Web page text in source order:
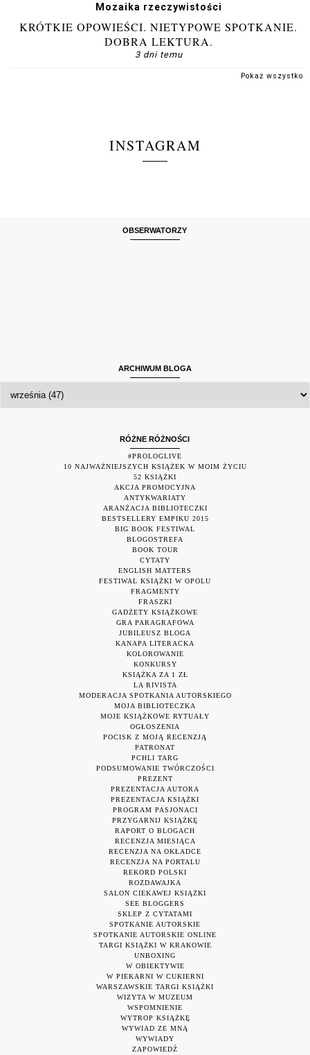
Mozaika rzeczywistości
KRÓTKIE OPOWIEŚCI. NIETYPOWE SPOTKANIE.
DOBRA LEKTURA.
3 dni temu
Pokaż wszystko
INSTAGRAM
OBSERWATORZY
ARCHIWUM BLOGA
RÓŻNE RÓŻNOŚCI
#PROLOGLIVE
10 NAJWAŻNIEJSZYCH KSIĄŻEK W MOIM ŻYCIU
52 KSIĄŻKI
AKCJA PROMOCYJNA
ANTYKWARIATY
ARANŻACJA BIBLIOTECZKI
BESTSELLERY EMPIKU 2015
BIG BOOK FESTIWAL
BLOGOSTREFA
BOOK TOUR
CYTATY
ENGLISH MATTERS
FESTIWAL KSIĄŻKI W OPOLU
FRAGMENTY
FRASZKI
GADŻETY KSIĄŻKOWE
GRA PARAGRAFOWA
JUBILEUSZ BLOGA
KANAPA LITERACKA
KOLOROWANIE
KONKURSY
KSIĄŻKA ZA 1 ZŁ
LA RIVISTA
MODERACJA SPOTKANIA AUTORSKIEGO
MOJA BIBLIOTECZKA
MOJE KSIĄŻKOWE RYTUAŁY
OGŁOSZENIA
POCISK Z MOJĄ RECENZJĄ
PATRONAT
PCHLI TARG
PODSUMOWANIE TWÓRCZOŚCI
PREZENT
PREZENTACJA AUTORA
PREZENTACJA KSIĄŻKI
PROGRAM PASJONACI
PRZYGARNIJ KSIĄŻKĘ
RAPORT O BLOGACH
RECENZJA MIESIĄCA
RECENZJA NA OKŁADCE
RECENZJA NA PORTALU
REKORD POLSKI
ROZDAWAJKA
SALON CIEKAWEJ KSIĄŻKI
SEE BLOGGERS
SKLEP Z CYTATAMI
SPOTKANIE AUTORSKIE
SPOTKANIE AUTORSKIE ONLINE
TARGI KSIĄŻKI W KRAKOWIE
UNBOXING
W OBIEKTYWIE
W PIEKARNI W CUKIERNI
WARSZAWSKIE TARGI KSIĄŻKI
WIZYTA W MUZEUM
WSPOMNIENIE
WYTROP KSIĄŻKĘ
WYWIAD ZE MNĄ
WYWIADY
ZAPOWIEDŹ